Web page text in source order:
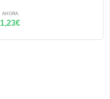
AHORA
1,23€